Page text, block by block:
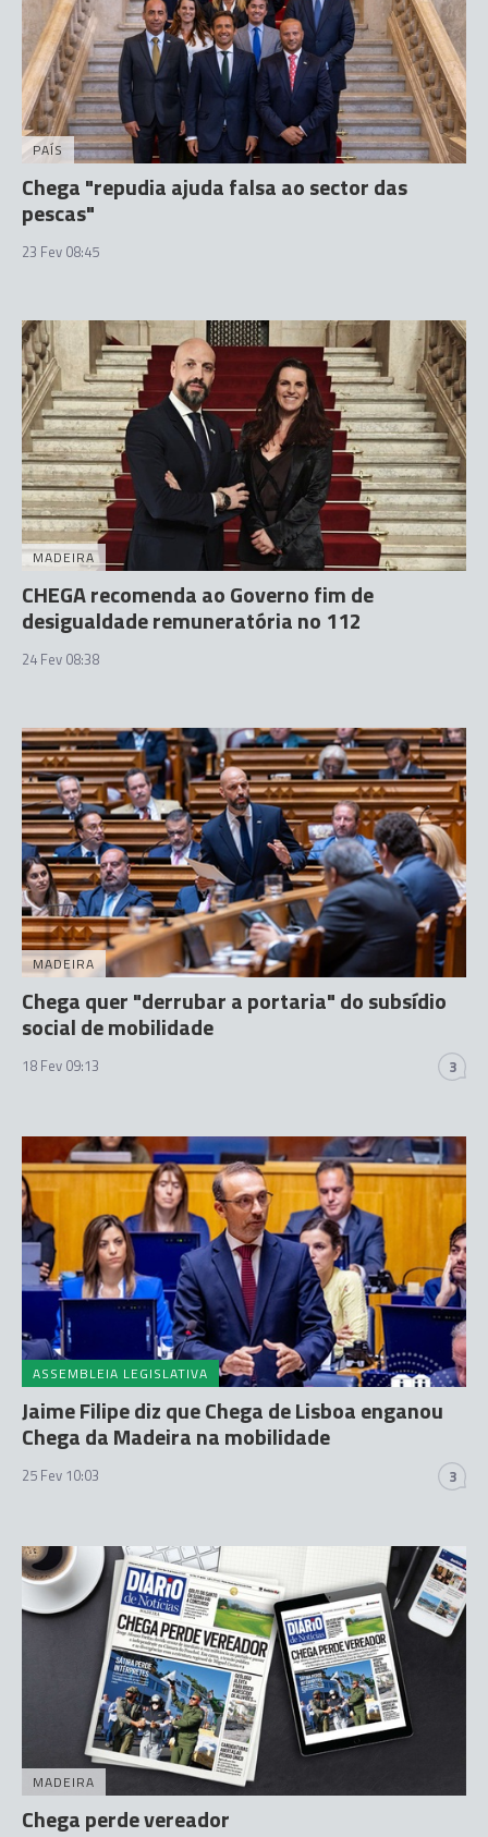
PAÍS
Chega "repudia ajuda falsa ao sector das
pescas"
23 Fev 08:45
MADEIRA
CHEGA recomenda ao Governo fim de
desigualdade remuneratória no 112
24 Fev 08:38
MADEIRA
Chega quer "derrubar a portaria" do subsídio
social de mobilidade
18 Fev 09:13 3
ASSEMBLEIA LEGISLATIVA
Jaime Filipe diz que Chega de Lisboa enganou
Chega da Madeira na mobilidade
25 Fev 10:03 3
MADEIRA
Chega perde vereador